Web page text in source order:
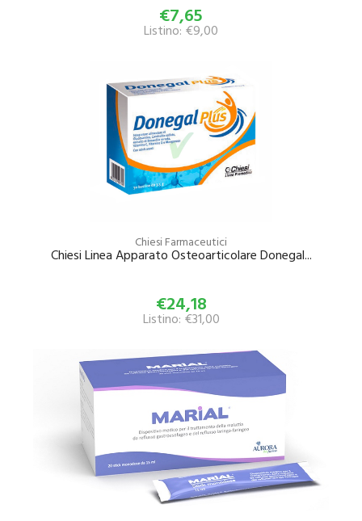
€7,65
Listino: €9,00
Chiesi Farmaceutici
Chiesi Linea Apparato Osteoarticolare Donegal...
€24,18
Listino: €31,00